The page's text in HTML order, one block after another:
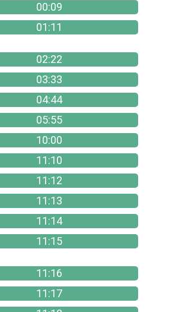
00:09
01:11
02:22
03:33
04:44
05:55
10:00
11:10
11:12
11:13
11:14
11:15
11:16
11:17